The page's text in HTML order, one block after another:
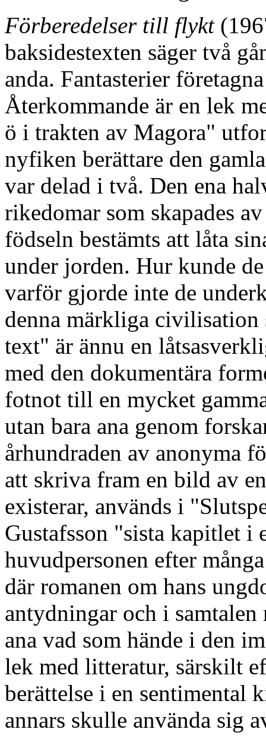
Förberedelser till flykt
baksidestexten säger två
anda. Fantasterier
Återkommande är en lek
ö i trakten av Magora"
nyfiken berättare den
var delad i två. Den ena
rikedomar som skapades
födseln bestämts att låta
under jorden. Hur kunde
varför gjorde inte de
denna märkliga
text" är ännu en
med den dokumentära
fotnot till en mycket
utan bara ana genom
århundraden av anonyma
att skriva fram en bild av
existerar, används i
Gustafsson "sista kapitlet i
huvudpersonen efter
där romanen om hans
antydningar och i
ana vad som hände i den
lek med litteratur, särskilt
berättelse i en sentimental
annars skulle använda sig